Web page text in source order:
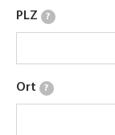
PLZ ?
Ort ?